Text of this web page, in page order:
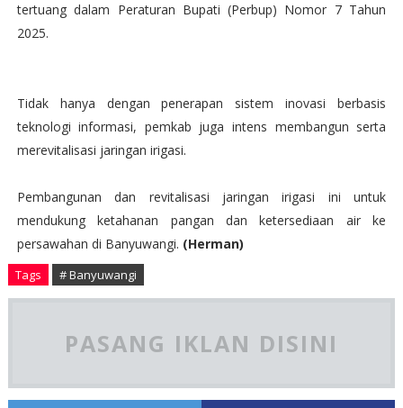
tertuang dalam Peraturan Bupati (Perbup) Nomor 7 Tahun
2025.
Tidak hanya dengan penerapan sistem inovasi berbasis
teknologi informasi, pemkab juga intens membangun serta
merevitalisasi jaringan irigasi.
Pembangunan dan revitalisasi jaringan irigasi ini untuk
mendukung ketahanan pangan dan ketersediaan air ke
persawahan di Banyuwangi. (Herman)
Tags # Banyuwangi
PASANG IKLAN DISINI